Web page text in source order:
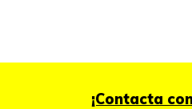
¡Contacta